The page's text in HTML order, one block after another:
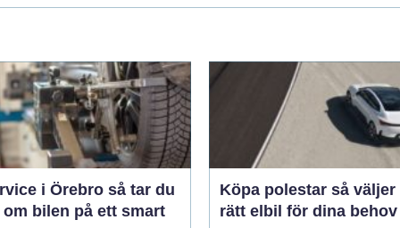
i Örebro så tar du
om bilen på ett smart
Köpa polestar så väljer du
rätt elbil för dina behov